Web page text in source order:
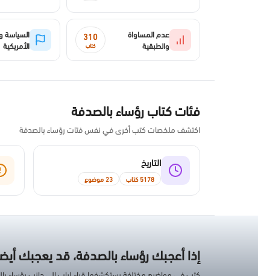
عدم المساواة
والطبقية
310
كتاب
السياسة
الأمريكية
فئات كتاب رؤساء بالصدفة
اكتشف ملخصات كتب أخرى في نفس فئات رؤساء بالصدفة
التاريخ
5178 كتاب 23 موضوع
إذا أعجبك رؤساء بالصدفة، قد يعجبك